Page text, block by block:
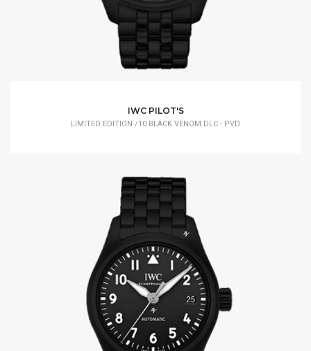
IWC PILOT'S
LIMITED EDITION /10 BLACK VENOM DLC - PVD